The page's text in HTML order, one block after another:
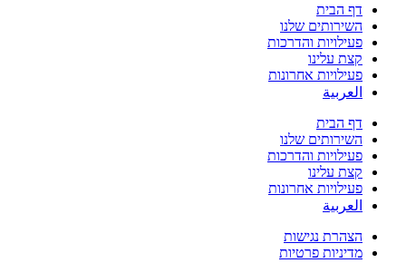
דף הבית
השירותים שלנו
פעילויות והדרכות
קצת עלינו
פעילויות אחרונות
العربية
דף הבית
השירותים שלנו
פעילויות והדרכות
קצת עלינו
פעילויות אחרונות
العربية
הצהרת נגישות
מדיניות פרטיות